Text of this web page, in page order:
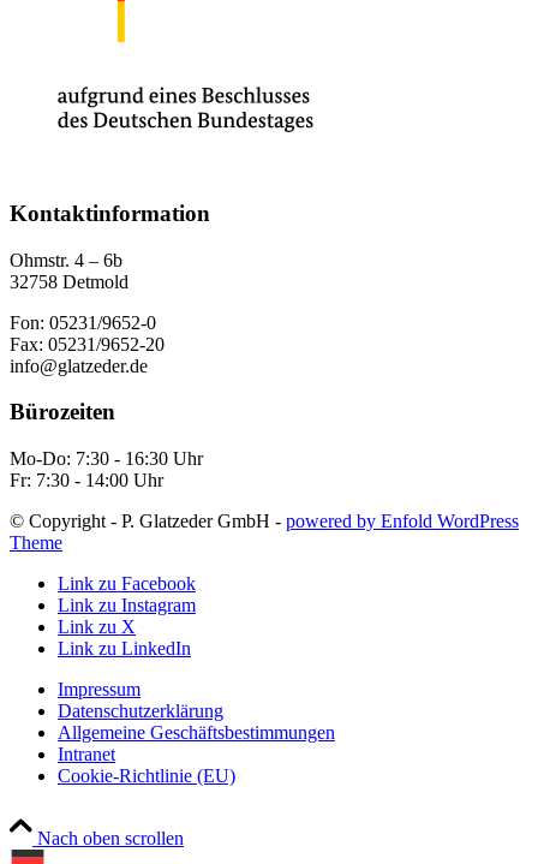
Kontaktinformation
Ohmstr. 4 – 6b
32758 Detmold
Fon: 05231/9652-0
Fax: 05231/9652-20
info@glatzeder.de
Bürozeiten
Mo-Do: 7:30 - 16:30 Uhr
Fr: 7:30 - 14:00 Uhr
© Copyright - P. Glatzeder GmbH - powered by Enfold WordPress
Theme
Link zu Facebook
Link zu Instagram
Link zu X
Link zu LinkedIn
Impressum
Datenschutzerklärung
Allgemeine Geschäftsbestimmungen
Intranet
Cookie-Richtlinie (EU)
Nach oben scrollen